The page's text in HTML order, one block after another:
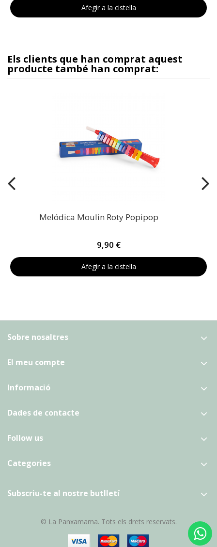
Afegir a la cistella
Els clients que han comprat aquest
producte també han comprat:
Melódica Moulin Roty Popipop
9,90 €
Afegir a la cistella
Sobre nosaltres
El meu compte
Informació
Dades de contacte
Follow us
Categories
Subscriu-te al nostre butlletí
© La Panxamama. Tots els drets reservats.